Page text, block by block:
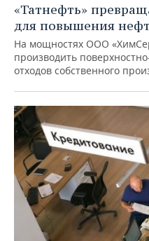
«Татнефть»
для повышения
На мощностях ООО
производить
отходов собственного